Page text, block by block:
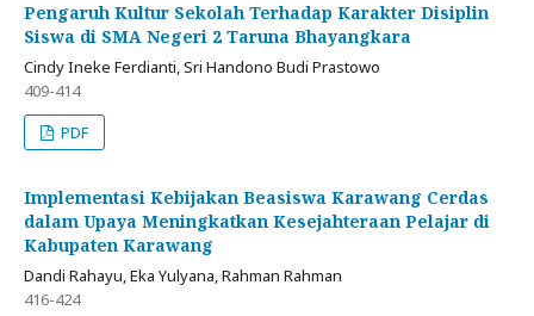
Pengaruh Kultur Sekolah Terhadap Karakter Disiplin
Siswa di SMA Negeri 2 Taruna Bhayangkara
Cindy Ineke Ferdianti, Sri Handono Budi Prastowo
409-414
PDF
Implementasi Kebijakan Beasiswa Karawang Cerdas
dalam Upaya Meningkatkan Kesejahteraan Pelajar di
Kabupaten Karawang
Dandi Rahayu, Eka Yulyana, Rahman Rahman
416-424